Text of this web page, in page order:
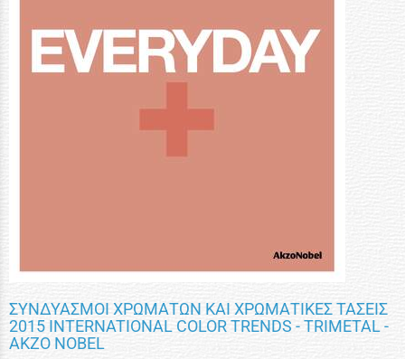
ΣΥΝΔΥΑΣΜΟΙ ΧΡΩΜΑΤΩΝ ΚΑΙ ΧΡΩΜΑΤΙΚΕΣ ΤΑΣΕΙΣ
2015 INTERNATIONAL COLOR TRENDS - TRIMETAL -
AKZO NOBEL